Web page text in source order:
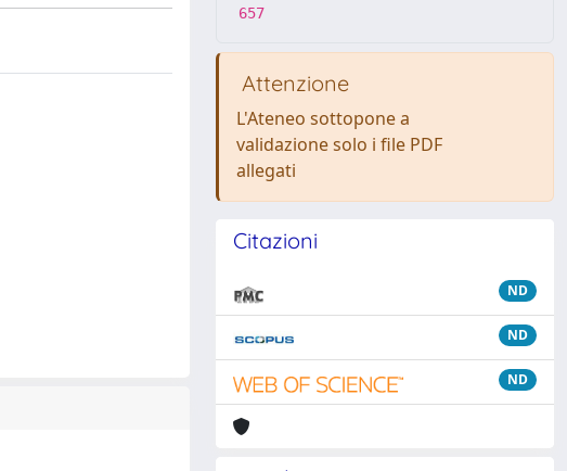
657
Attenzione
L'Ateneo sottopone a
validazione solo i file PDF
allegati
Citazioni
ND
ND
ND